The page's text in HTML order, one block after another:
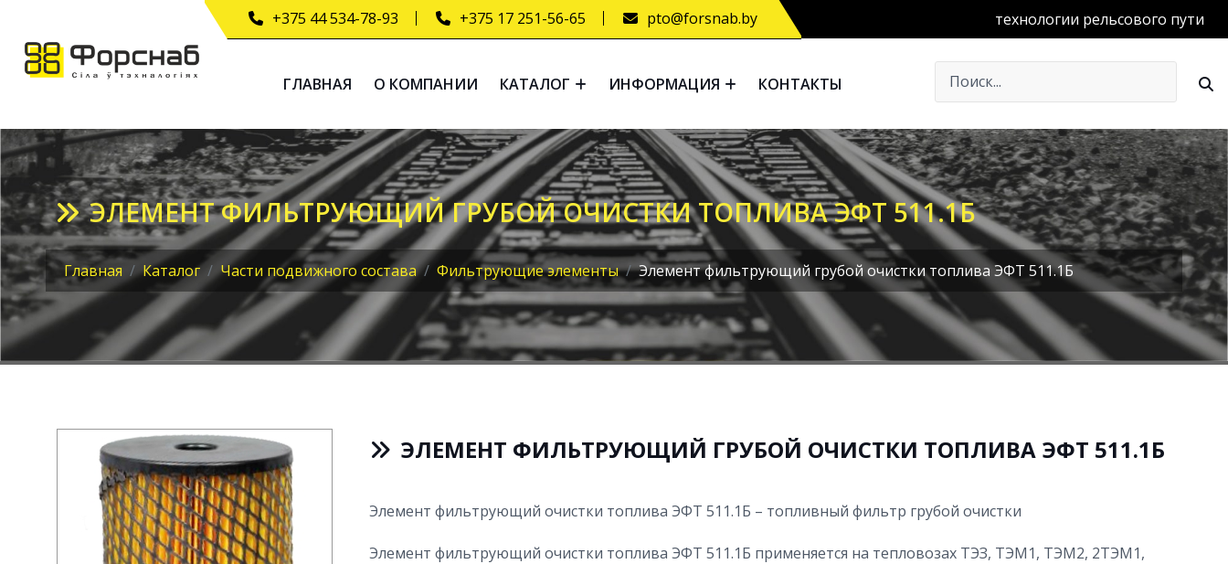
+375 44 534-78-93 +375 17 251-56-65 pto@forsnab.by
ГЛАВНАЯ О КОМПАНИИ КАТАЛОГ ИНФОРМАЦИЯ КОНТАКТЫ
технологии рельсового пути
ЭЛЕМЕНТ ФИЛЬТРУЮЩИЙ ГРУБОЙ ОЧИСТКИ ТОПЛИВА ЭФТ 511.1Б
Главная Каталог Части подвижного состава Фильтрующие элементы Элемент фильтрующий грубой очистки топлива ЭФТ 511.1Б
ЭЛЕМЕНТ ФИЛЬТРУЮЩИЙ ГРУБОЙ ОЧИСТКИ ТОПЛИВА ЭФТ 511.1Б
Элемент фильтрующий очистки топлива ЭФТ 511.1Б – топливный фильтр грубой очистки
Элемент фильтрующий очистки топлива ЭФТ 511.1Б применяется на тепловозах ТЭЗ, ТЭМ1, ТЭМ2, 2ТЭМ1,